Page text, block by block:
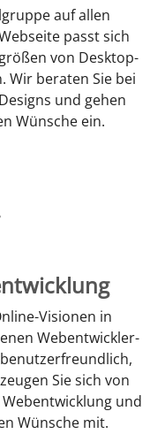
auf allen
passt sich
von Desktop-
Wir beraten Sie bei
und gehen
Wünsche ein.
Visionen in
Webentwickler-
Sie sich von
und
Wünsche mit.